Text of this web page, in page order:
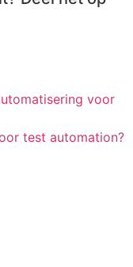
voor
test automation?